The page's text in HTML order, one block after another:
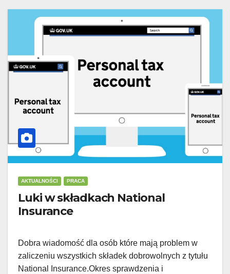
AKTUALNOŚCI PRACA
Luki w składkach National
Insurance
Dobra wiadomość dla osób które mają problem w
zaliczeniu wszystkich składek dobrowolnych z tytułu
National Insurance.Okres sprawdzenia i